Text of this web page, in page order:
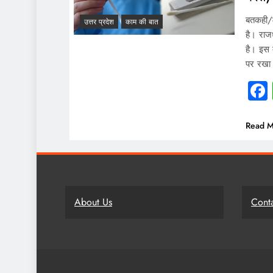
उत्तर प्रदेश काम की बात
है।
है। इस
पर
Read
About Us